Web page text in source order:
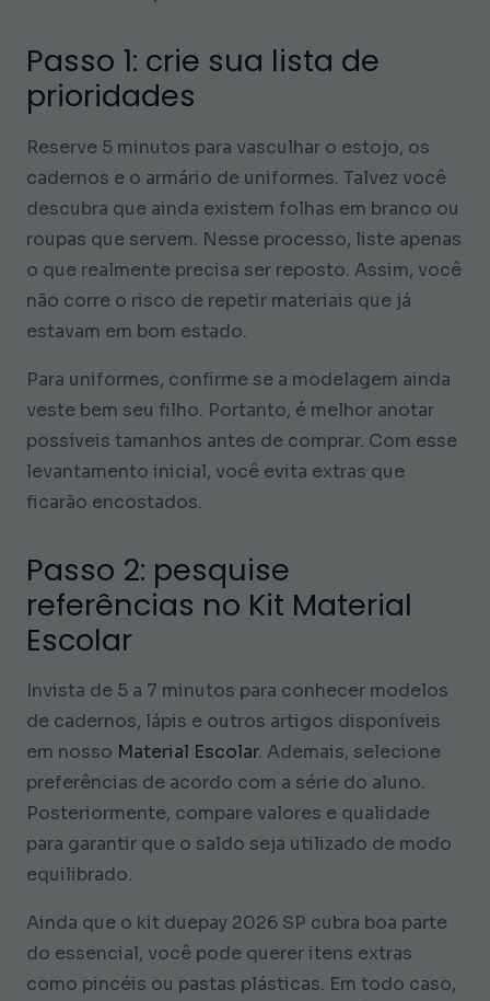
Passo 1: crie sua lista de
prioridades
Reserve 5 minutos para vasculhar o estojo, os
cadernos e o armário de uniformes. Talvez você
descubra que ainda existem folhas em branco ou
roupas que servem. Nesse processo, liste apenas
o que realmente precisa ser reposto. Assim, você
não corre o risco de repetir materiais que já
estavam em bom estado.
Para uniformes, confirme se a modelagem ainda
veste bem seu filho. Portanto, é melhor anotar
possíveis tamanhos antes de comprar. Com esse
levantamento inicial, você evita extras que
ficarão encostados.
Passo 2: pesquise
referências no Kit Material
Escolar
Invista de 5 a 7 minutos para conhecer modelos
de cadernos, lápis e outros artigos disponíveis
em nosso Material Escolar. Ademais, selecione
preferências de acordo com a série do aluno.
Posteriormente, compare valores e qualidade
para garantir que o saldo seja utilizado de modo
equilibrado.
Ainda que o kit duepay 2026 SP cubra boa parte
do essencial, você pode querer itens extras
como pincéis ou pastas plásticas. Em todo caso,